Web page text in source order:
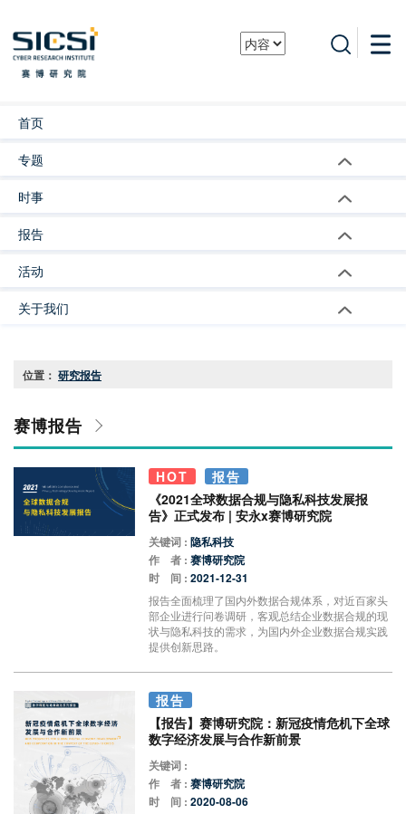
首页
专题
时事
报告
活动
关于我们
位置： 研究报告
赛博报告
HOT
报告
《2021全球数据合规与隐私科技发展报
告》正式发布 | 安永x赛博研究院
关键词 :隐私科技
作 者 :赛博研究院
时 间 :2021-12-31
报告全面梳理了国内外数据合规体系，对近百家头
部企业进行问卷调研，客观总结企业数据合规的现
状与隐私科技的需求，为国内外企业数据合规实践
提供创新思路。
报告
【报告】赛博研究院：新冠疫情危机下全球
数字经济发展与合作新前景
关键词 :
作 者 :赛博研究院
时 间 :2020-08-06